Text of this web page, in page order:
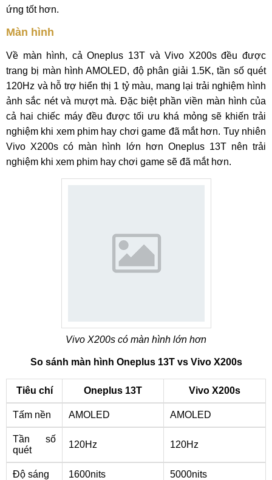
ứng tốt hơn.
Màn hình
Về màn hình, cả Oneplus 13T và Vivo X200s đều được
trang bị màn hình AMOLED, độ phân giải 1.5K, tần số quét
120Hz và hỗ trợ hiển thị 1 tỷ màu, mang lại trải nghiệm hình
ảnh sắc nét và mượt mà. Đặc biệt phần viền màn hình của
cả hai chiếc máy đều được tối ưu khá mỏng sẽ khiến trải
nghiệm khi xem phim hay chơi game đã mắt hơn. Tuy nhiên
Vivo X200s có màn hình lớn hơn Oneplus 13T nên trải
nghiệm khi xem phim hay chơi game sẽ đã mắt hơn.
Vivo X200s có màn hình lớn hơn
So sánh màn hình Oneplus 13T vs Vivo X200s
Tiêu chí Oneplus 13T Vivo X200s
Tấm nền AMOLED AMOLED
Tần số
quét
120Hz 120Hz
Độ sáng 1600nits 5000nits